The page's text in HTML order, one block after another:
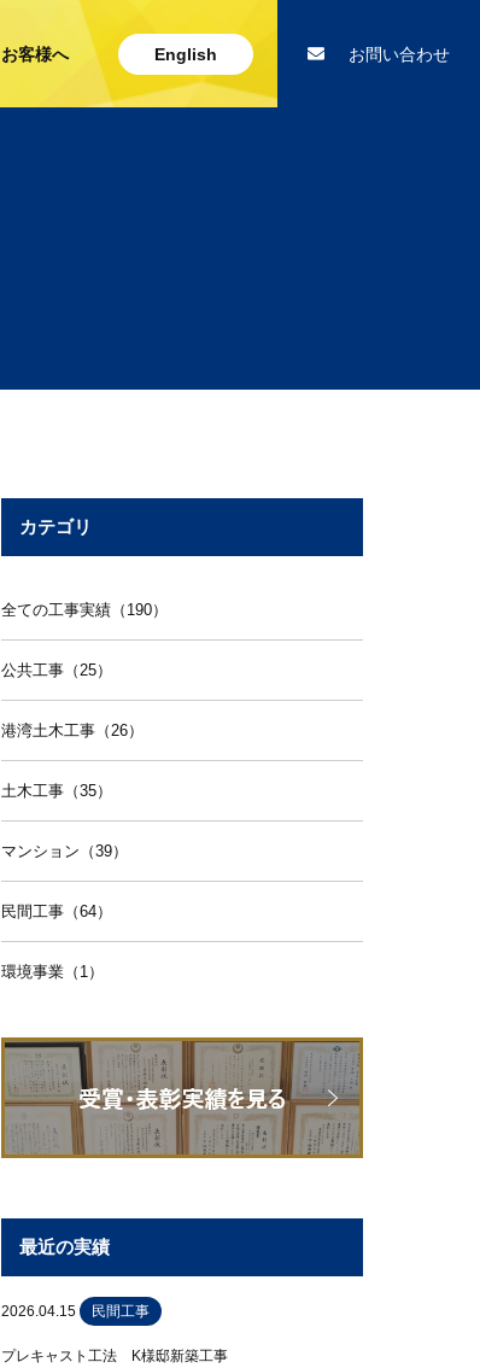
お客様へ English お問い合わせ
カテゴリ
全ての工事実績（190）
公共工事（25）
港湾土木工事（26）
土木工事（35）
マンション（39）
民間工事（64）
環境事業（1）
最近の実績
2026.04.15 民間工事
プレキャスト工法 K様邸新築工事